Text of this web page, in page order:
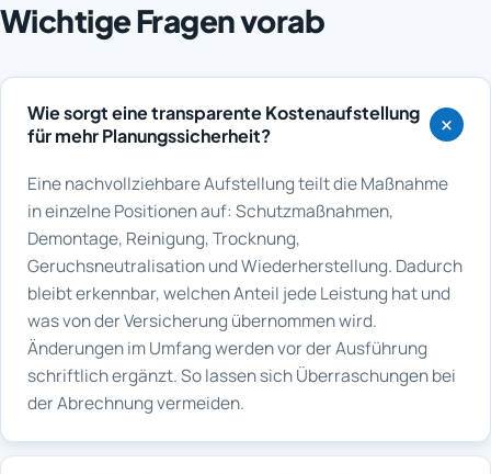
Wichtige Fragen vorab
Wie sorgt eine transparente Kostenaufstellung
für mehr Planungssicherheit?
Eine nachvollziehbare Aufstellung teilt die Maßnahme
in einzelne Positionen auf: Schutzmaßnahmen,
Demontage, Reinigung, Trocknung,
Geruchsneutralisation und Wiederherstellung. Dadurch
bleibt erkennbar, welchen Anteil jede Leistung hat und
was von der Versicherung übernommen wird.
Änderungen im Umfang werden vor der Ausführung
schriftlich ergänzt. So lassen sich Überraschungen bei
der Abrechnung vermeiden.